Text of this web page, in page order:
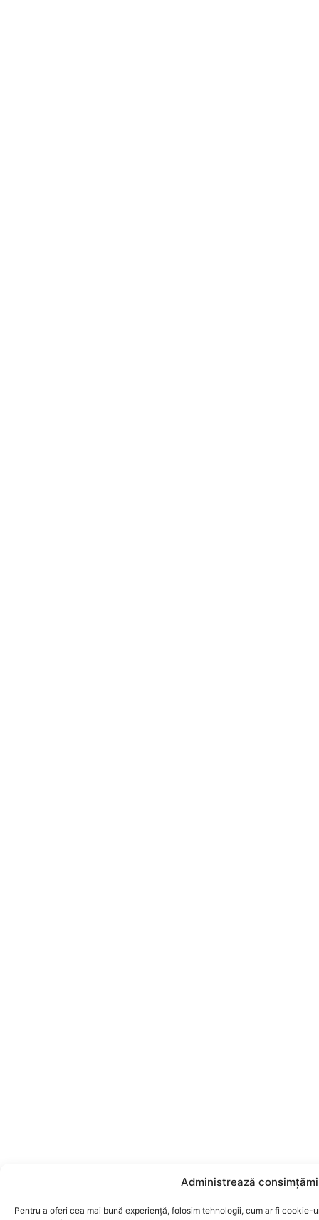
Administrează
Pentru a oferi cea mai bună experiență, folosim tehnologii, cum ar fi